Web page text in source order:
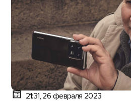
21:31, 26 февраля 2023